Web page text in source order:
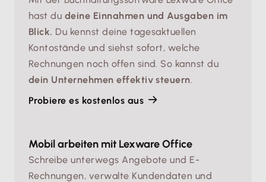
hast du deine Einnahmen und Ausgaben im
Blick. Du kennst deine tagesaktuellen
Kontostände und siehst sofort, welche
Rechnungen noch offen sind. So kannst du
dein Unternehmen effektiv steuern
Probiere es kostenlos aus
Mobil arbeiten mit Lexware Office
Schreibe unterwegs Angebote und E-
Rechnungen, verwalte Kundendaten und